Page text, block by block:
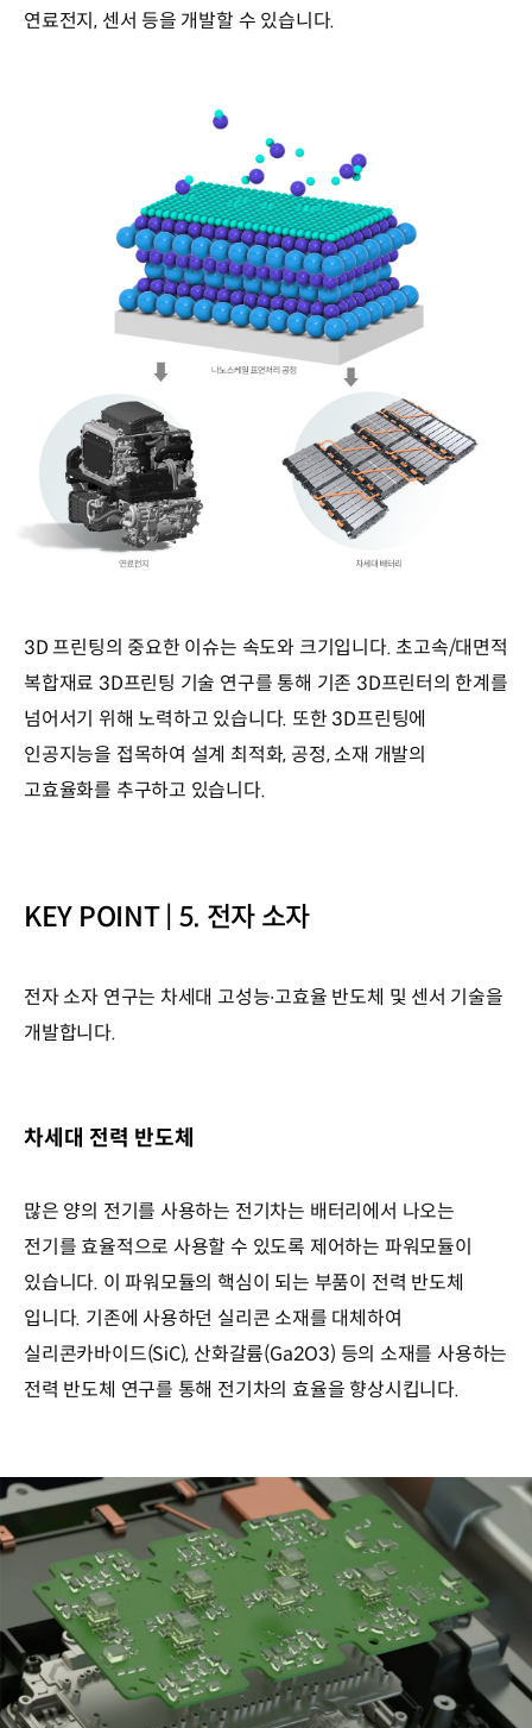
연료전지, 센서 등을 개발할 수 있습니다.
3D 프린팅의 중요한 이슈는 속도와 크기입니다. 초고속/대면적
복합재료 3D프린팅 기술 연구를 통해 기존 3D프린터의 한계를
넘어서기 위해 노력하고 있습니다. 또한 3D프린팅에
인공지능을 접목하여 설계 최적화, 공정, 소재 개발의
고효율화를 추구하고 있습니다.
KEY POINT | 5. 전자 소자
전자 소자 연구는 차세대 고성능∙고효율 반도체 및 센서 기술을
개발합니다.
차세대 전력 반도체
많은 양의 전기를 사용하는 전기차는 배터리에서 나오는
전기를 효율적으로 사용할 수 있도록 제어하는 파워모듈이
있습니다. 이 파워모듈의 핵심이 되는 부품이 전력 반도체
입니다. 기존에 사용하던 실리콘 소재를 대체하여
실리콘카바이드(SiC), 산화갈륨(Ga2O3) 등의 소재를 사용하는
전력 반도체 연구를 통해 전기차의 효율을 향상시킵니다.